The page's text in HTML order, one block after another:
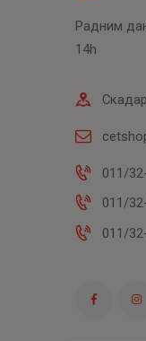
Радним
14h
011/
011/
011/